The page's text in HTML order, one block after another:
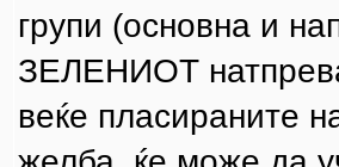
групи (основна и
ЗЕЛЕНИОТ
веќе пласираните